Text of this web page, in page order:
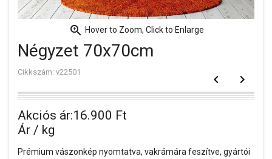
zoom_in Hover to Zoom, Click to Enlarge
Négyzet 70x70cm
Cikkszám: v22501 keyboard_arrow_left keyboard_arrow_right
Akciós ár:16.900 Ft
Ár / kg
Prémium vászonkép nyomtatva, vakrámára feszítve, gyártói